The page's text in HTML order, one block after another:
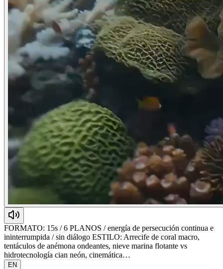
FORMATO: 15s / 6 PLANOS / energía de persecución continua e
ininterrumpida / sin diálogo ESTILO: Arrecife de coral macro,
tentáculos de anémona ondeantes, nieve marina flotante vs
hidrotecnología cian neón, cinemática…
EN